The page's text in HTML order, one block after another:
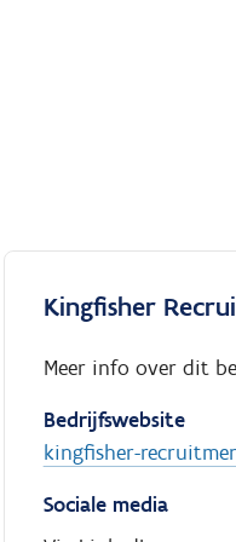
Kingfisher
Meer info over dit
Bedrijfswebsite
kingfisher-
Sociale media